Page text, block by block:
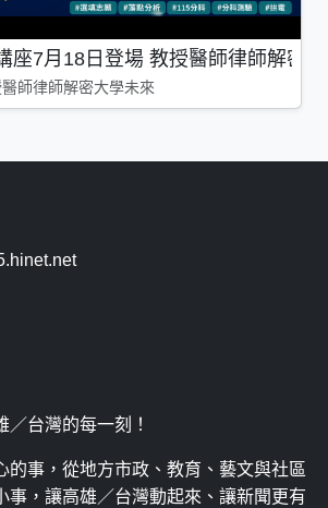
座7月18日登場 教授醫師律師解密
師律師解密大學未來
／台灣的每一刻！
的事，從地方市政、教育、藝文與社區
事，讓高雄／台灣動起來、讓新聞更有